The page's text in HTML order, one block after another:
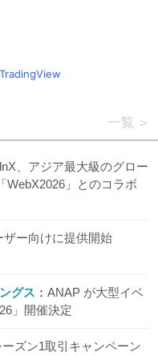
一覧
、アジア最大級のグロー
WebX2026」とのコラボ
ザー向けに提供開始
グス
ANAP が大型イベ
」開催決定
ズン1取引キャンペーン